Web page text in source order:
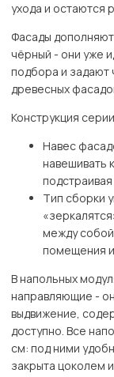
ухода и остаются
Фасады дополняют
чёрный - они уже
подбора и задают
древесных
Конструкция
Навес
навешивать
Тип сборки
между
помещения
В напольных
направляющие -
выдвижение,
доступно. Все
см: под ними
закрыта цоколем